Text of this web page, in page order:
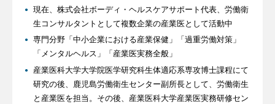
現在、株式会社ボーディ・ヘルスケアサポート代表、労働衛
生コンサルタントとして複数企業の産業医として活動中
専門分野「中小企業における産業保健」「過重労働対策」
「メンタルヘルス」「産業医実務全般」
産業医科大学大学院医学研究科生体適応系専攻博士課程にて
研究の後、鹿児島労働衛生センター副所長として、労働衛生
と産業医を担当。その後、産業医科大学産業医実務研修セン